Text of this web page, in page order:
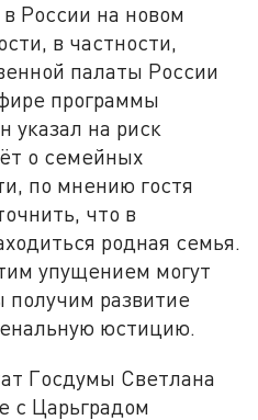
России на новом
в частности,
палаты России
программы
указал на риск
о семейных
по мнению гостя
что в
родная семья.
упущением могут
получим развитие
юстицию.
Госдумы Светлана
с Царьградом